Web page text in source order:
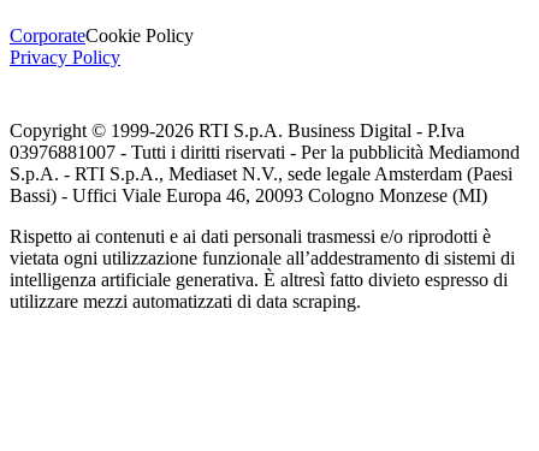
CorporateCookie Policy
Privacy Policy
Copyright © 1999-2026 RTI S.p.A. Business Digital - P.Iva
03976881007 - Tutti i diritti riservati - Per la pubblicità Mediamond
S.p.A. - RTI S.p.A., Mediaset N.V., sede legale Amsterdam (Paesi
Bassi) - Uffici Viale Europa 46, 20093 Cologno Monzese (MI)
Rispetto ai contenuti e ai dati personali trasmessi e/o riprodotti è
vietata ogni utilizzazione funzionale all’addestramento di sistemi di
intelligenza artificiale generativa. È altresì fatto divieto espresso di
utilizzare mezzi automatizzati di data scraping.